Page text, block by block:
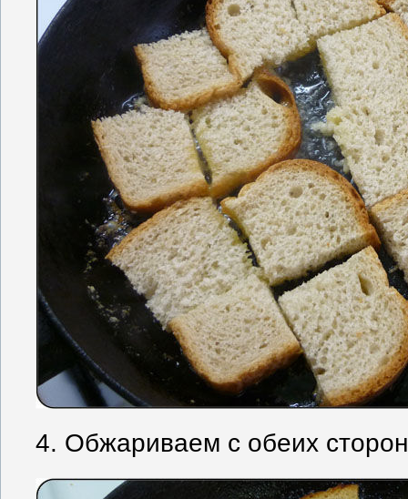
4. Обжариваем с обеих